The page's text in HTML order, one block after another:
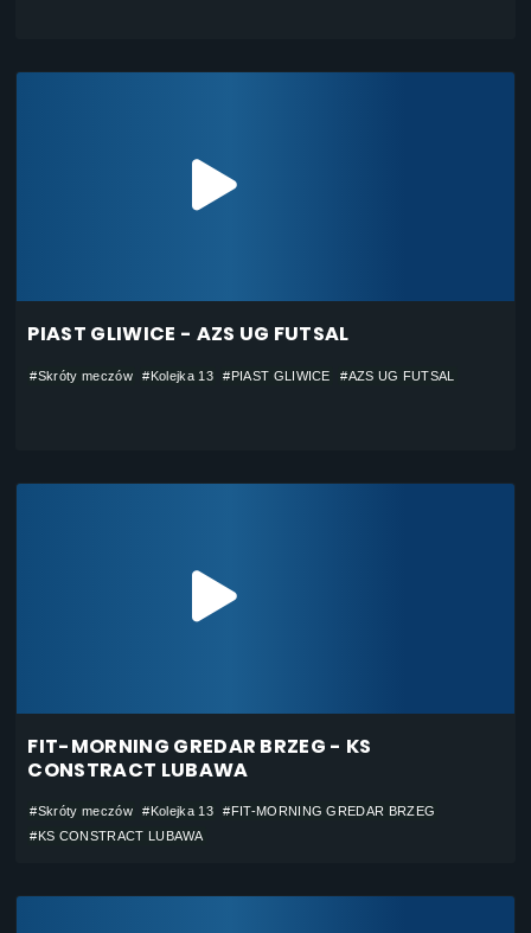
PIAST GLIWICE - AZS UG FUTSAL
#Skróty meczów #Kolejka 13 #PIAST GLIWICE #AZS UG FUTSAL
FIT-MORNING GREDAR BRZEG - KS
CONSTRACT LUBAWA
#Skróty meczów #Kolejka 13
#FIT-MORNING GREDAR BRZEG
#KS CONSTRACT LUBAWA